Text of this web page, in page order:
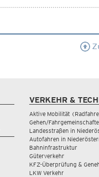
VERKEHR &
Aktive Mobilität
Gehen/
Landesstraßen in
Autofahren in
Bahninfrastruktur
Güterverkehr
KFZ-Überprüfung &
LKW Verkehr